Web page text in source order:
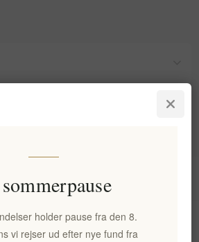
Min konto
holder pause fra den 8.
vi rejser ud efter nye fund fra